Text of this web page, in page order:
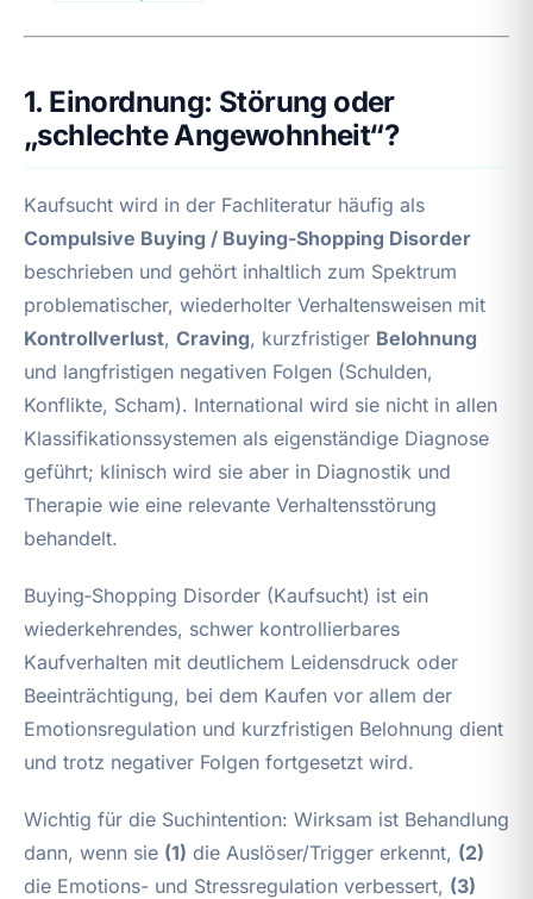
1. Einordnung: Störung oder
„schlechte Angewohnheit“?
Kaufsucht wird in der Fachliteratur häufig als
Compulsive Buying / Buying‑Shopping Disorder
beschrieben und gehört inhaltlich zum Spektrum
problematischer, wiederholter Verhaltensweisen mit
Kontrollverlust, Craving, kurzfristiger Belohnung
und langfristigen negativen Folgen (Schulden,
Konflikte, Scham). International wird sie nicht in allen
Klassifikationssystemen als eigenständige Diagnose
geführt; klinisch wird sie aber in Diagnostik und
Therapie wie eine relevante Verhaltensstörung
behandelt.
Buying‑Shopping Disorder (Kaufsucht) ist ein
wiederkehrendes, schwer kontrollierbares
Kaufverhalten mit deutlichem Leidensdruck oder
Beeinträchtigung, bei dem Kaufen vor allem der
Emotionsregulation und kurzfristigen Belohnung dient
und trotz negativer Folgen fortgesetzt wird.
Wichtig für die Suchintention: Wirksam ist Behandlung
dann, wenn sie (1) die Auslöser/Trigger erkennt, (2)
die Emotions- und Stressregulation verbessert, (3)